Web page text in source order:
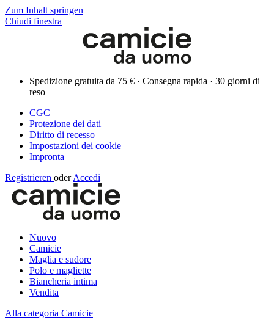
Zum Inhalt springen
Chiudi finestra
Spedizione gratuita da 75 € · Consegna rapida · 30 giorni di
reso
CGC
Protezione dei dati
Diritto di recesso
Impostazioni dei cookie
Impronta
Registrieren oder Accedi
Nuovo
Camicie
Maglia e sudore
Polo e magliette
Biancheria intima
Vendita
Alla categoria Camicie